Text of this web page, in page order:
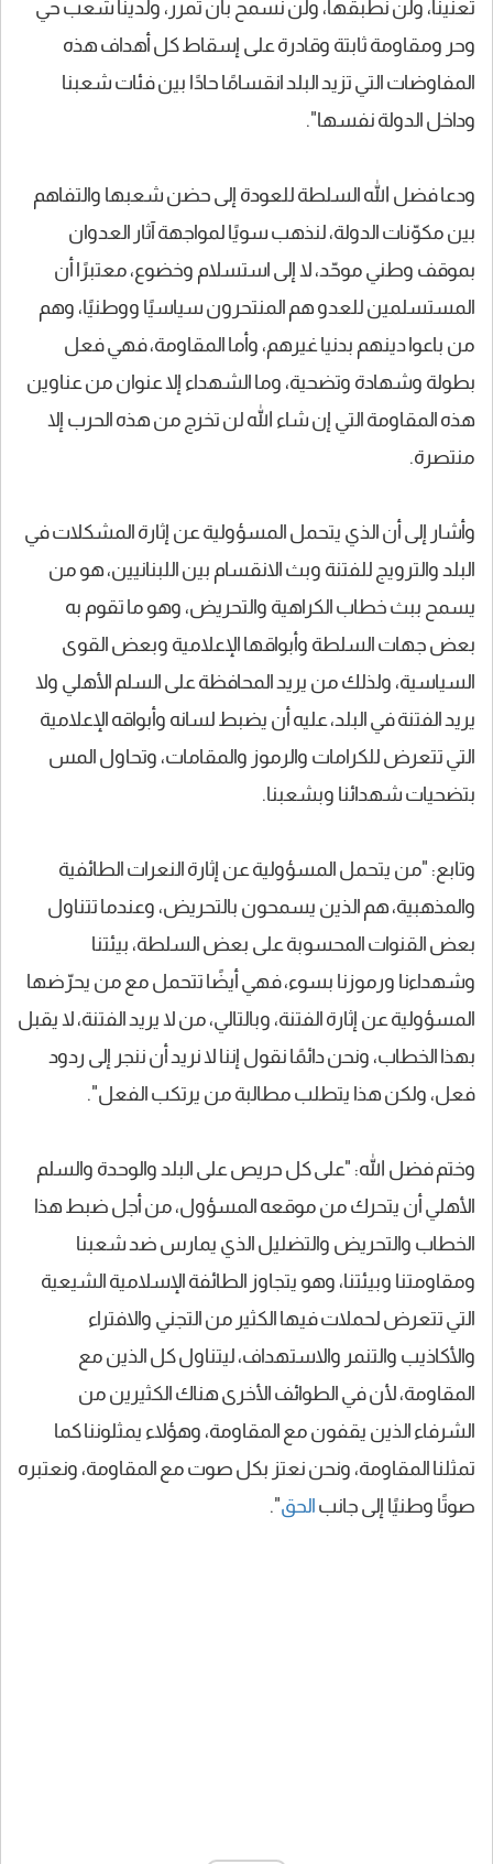
تعنينا، ولن نطبقها، ولن نسمح بأن تمرر، ولدينا شعب حي
وحر ومقاومة ثابتة وقادرة على إسقاط كل أهداف هذه
المفاوضات التي تزيد البلد انقسامًا حادًا بين فئات شعبنا
وداخل الدولة نفسها".
ودعا فضل الله السلطة للعودة إلى حضن شعبها والتفاهم
بين مكوّنات الدولة، لنذهب سويًا لمواجهة آثار العدوان
بموقف وطني موحّد، لا إلى استسلام وخضوع، معتبرًا أن
المستسلمين للعدو هم المنتحرون سياسيًا ووطنيًا، وهم
من باعوا دينهم بدنيا غيرهم، وأما المقاومة، فهي فعل
بطولة وشهادة وتضحية، وما الشهداء إلا عنوان من عناوين
هذه المقاومة التي إن شاء الله لن تخرج من هذه الحرب إلا
منتصرة.
وأشار إلى أن الذي يتحمل المسؤولية عن إثارة المشكلات في
البلد والترويج للفتنة وبث الانقسام بين اللبنانيين، هو من
يسمح ببث خطاب الكراهية والتحريض، وهو ما تقوم به
بعض جهات السلطة وأبواقها الإعلامية وبعض القوى
السياسية، ولذلك من يريد المحافظة على السلم الأهلي ولا
يريد الفتنة في البلد، عليه أن يضبط لسانه وأبواقه الإعلامية
التي تتعرض للكرامات والرموز والمقامات، وتحاول المس
بتضحيات شهدائنا وبشعبنا.
وتابع: "من يتحمل المسؤولية عن إثارة النعرات الطائفية
والمذهبية، هم الذين يسمحون بالتحريض، وعندما تتناول
بعض القنوات المحسوبة على بعض السلطة، بيئتنا
وشهداءنا ورموزنا بسوء، فهي أيضًا تتحمل مع من يحرّضها
المسؤولية عن إثارة الفتنة، وبالتالي، من لا يريد الفتنة، لا يقبل
بهذا الخطاب، ونحن دائمًا نقول إننا لا نريد أن ننجر إلى ردود
فعل، ولكن هذا يتطلب مطالبة من يرتكب الفعل".
وختم فضل الله: "على كل حريص على البلد والوحدة والسلم
الأهلي أن يتحرك من موقعه المسؤول، من أجل ضبط هذا
الخطاب والتحريض والتضليل الذي يمارس ضد شعبنا
ومقاومتنا وبيئتنا، وهو يتجاوز الطائفة الإسلامية الشيعية
التي تتعرض لحملات فيها الكثير من التجني والافتراء
والأكاذيب والتنمر والاستهداف، ليتناول كل الذين مع
المقاومة، لأن في الطوائف الأخرى هناك الكثيرين من
الشرفاء الذين يقفون مع المقاومة، وهؤلاء يمثلوننا كما
تمثلنا المقاومة، ونحن نعتز بكل صوت مع المقاومة، ونعتبره
صوتًا وطنيًا إلى جانب الحق".